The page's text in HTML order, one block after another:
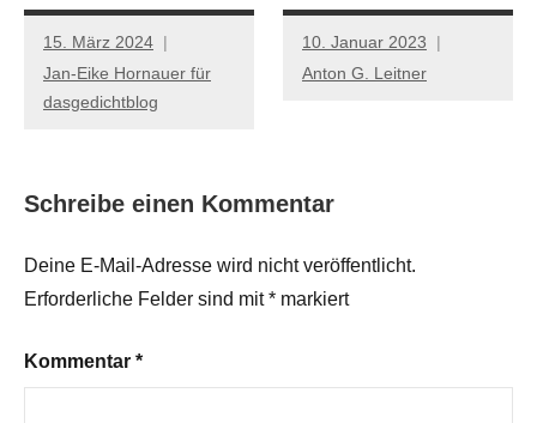
15. März 2024
Jan-Eike Hornauer für
dasgedichtblog
10. Januar 2023
Anton G. Leitner
Schreibe einen Kommentar
Deine E-Mail-Adresse wird nicht veröffentlicht.
Erforderliche Felder sind mit* markiert
Kommentar *